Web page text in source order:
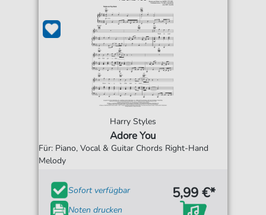
Harry Styles
Adore You
Für: Piano, Vocal & Guitar Chords Right-Hand
Melody
Sofort verfügbar
Noten drucken
5,99 €*